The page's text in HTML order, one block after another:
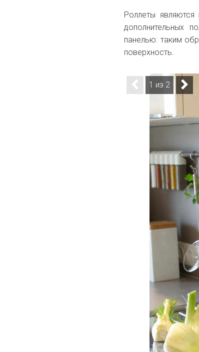
Роллеты
дополнительных
панелью: таким
поверхность.
1 из 2